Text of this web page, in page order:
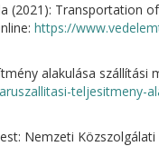
(2021): Transportation
https://
alakulása szállítási
teljesitmeny-
Nemzeti Közszolgálati